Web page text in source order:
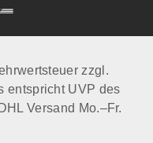
zzgl.
entspricht UVP des
Versand Mo.–Fr.